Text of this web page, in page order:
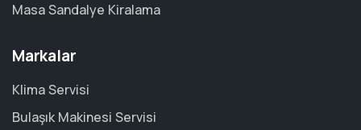
Masa Sandalye Kiralama
Markalar
Klima Servisi
Bulaşık Makinesi Servisi